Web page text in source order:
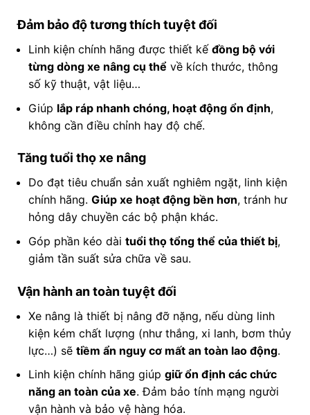
Đảm bảo độ tương thích tuyệt đối
Linh kiện chính hãng được thiết kế đồng bộ với
từng dòng xe nâng cụ thể về kích thước, thông
số kỹ thuật, vật liệu…
Giúp lắp ráp nhanh chóng, hoạt động ổn định,
không cần điều chỉnh hay độ chế.
Tăng tuổi thọ xe nâng
Do đạt tiêu chuẩn sản xuất nghiêm ngặt, linh kiện
chính hãng. Giúp xe hoạt động bền hơn, tránh hư
hỏng dây chuyền các bộ phận khác.
Góp phần kéo dài tuổi thọ tổng thể của thiết bị,
giảm tần suất sửa chữa về sau.
Vận hành an toàn tuyệt đối
Xe nâng là thiết bị nâng đỡ nặng, nếu dùng linh
kiện kém chất lượng (như thắng, xi lanh, bơm thủy
lực…) sẽ tiềm ẩn nguy cơ mất an toàn lao động.
Linh kiện chính hãng giúp giữ ổn định các chức
năng an toàn của xe. Đảm bảo tính mạng người
vận hành và bảo vệ hàng hóa.